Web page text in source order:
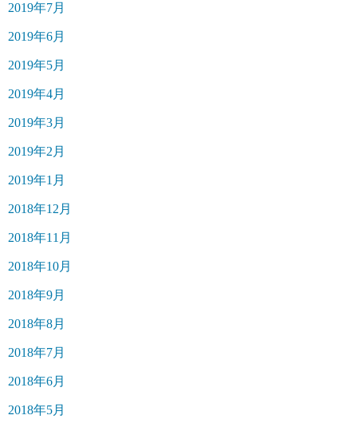
2019年7月
2019年6月
2019年5月
2019年4月
2019年3月
2019年2月
2019年1月
2018年12月
2018年11月
2018年10月
2018年9月
2018年8月
2018年7月
2018年6月
2018年5月